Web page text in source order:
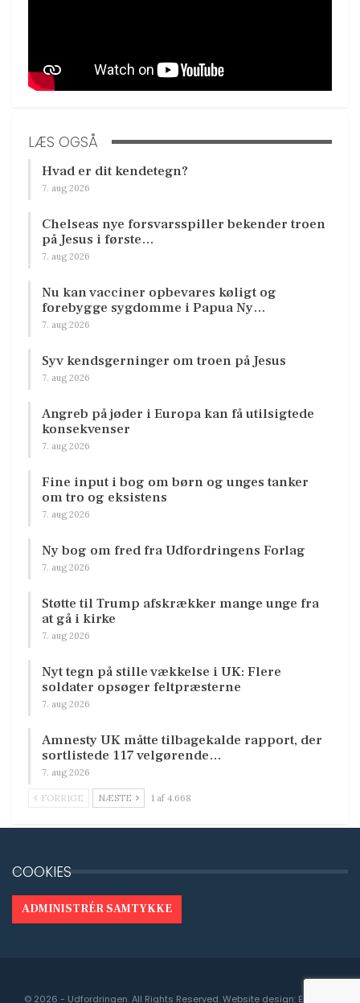
LÆS OGSÅ
Hvad er dit kendetegn?
7. aug 2026
Chelseas nye forsvarsspiller bekender troen
på Jesus i første…
7. aug 2026
Nu kan vacciner opbevares køligt og
forebygge sygdomme i Papua Ny…
7. aug 2026
Syv kendsgerninger om troen på Jesus
7. aug 2026
Angreb på jøder i Europa kan få utilsigtede
konsekvenser
7. aug 2026
Fine input i bog om børn og unges tanker
om tro og eksistens
7. aug 2026
Ny bog om fred fra Udfordringens Forlag
7. aug 2026
Støtte til Trump afskrækker mange unge fra
at gå i kirke
7. aug 2026
Nyt tegn på stille vækkelse i UK: Flere
soldater opsøger feltpræsterne
7. aug 2026
Amnesty UK måtte tilbagekalde rapport, der
sortlistede 117 velgørende…
7. aug 2026
FORRIGE NÆSTE 1 af 4.668
COOKIES
ADMINISTRÉR SAMTYKKE
© 2026 - Udfordringen. All Rights Reserved.Website design: Engedal